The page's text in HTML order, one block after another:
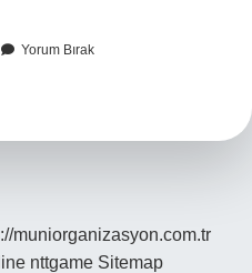
Yorum Bırak
muniorganizasyon.com.tr
nttgame Sitemap